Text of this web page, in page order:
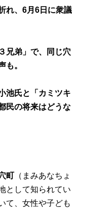
れ、6月6日に衆議
兄弟」で、同じ穴
も。
池氏と「カミツキ
民の将来はどうな
町（まみあなちょ
として知られてい
て、女性や子ども